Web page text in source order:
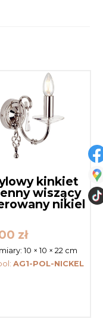
kinkiet
wiszący
nikiel
zł
10 × 10 × 22 cm
AG1-POL-NICKEL